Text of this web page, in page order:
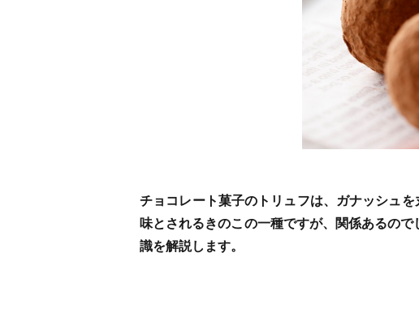
チョコレート菓子のトリュフは、ガナッシュ
味とされるきのこの一種ですが、関係あるの
識を解説します。